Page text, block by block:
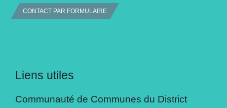
CONTACT PAR FORMULAIRE
Liens utiles
Communauté de Communes du District